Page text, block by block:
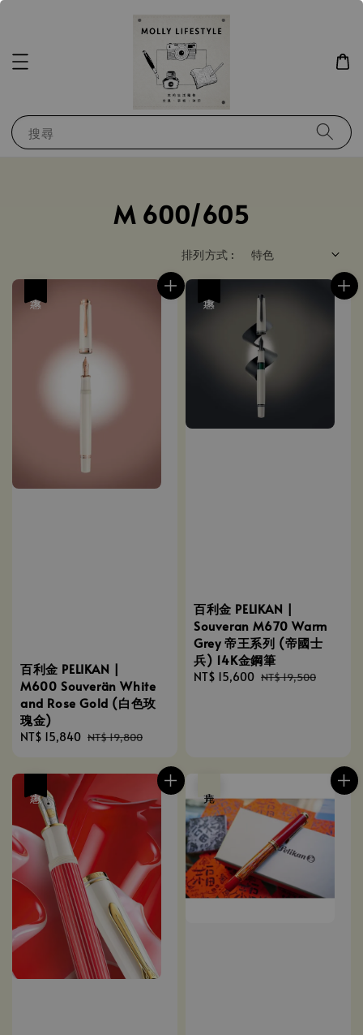
搜尋
M 600/605
排列方式 :
百利金 PELIKAN |
M600 Souverän White
and Rose Gold (白色玫
瑰金)
Sale
NT$ 15,840 Regular
NT$ 19,800
百利金 PELIKAN |
Souveran M670 Warm
Grey 帝王系列 (帝國士
兵) 14K金鋼筆
Sale
NT$ 15,600 Regular
NT$ 19,500